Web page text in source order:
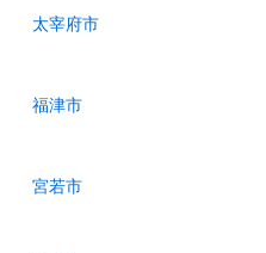
太宰府市
福津市
宮若市